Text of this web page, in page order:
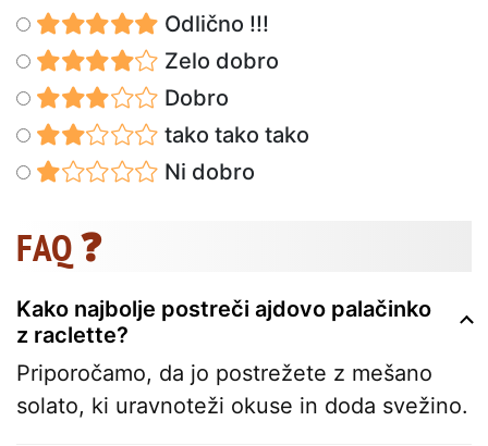
Odlično !!!
Zelo dobro
Dobro
tako tako tako
Ni dobro
FAQ ❓
Kako najbolje postreči ajdovo palačinko
z raclette?
Priporočamo, da jo postrežete z mešano
solato, ki uravnoteži okuse in doda svežino.